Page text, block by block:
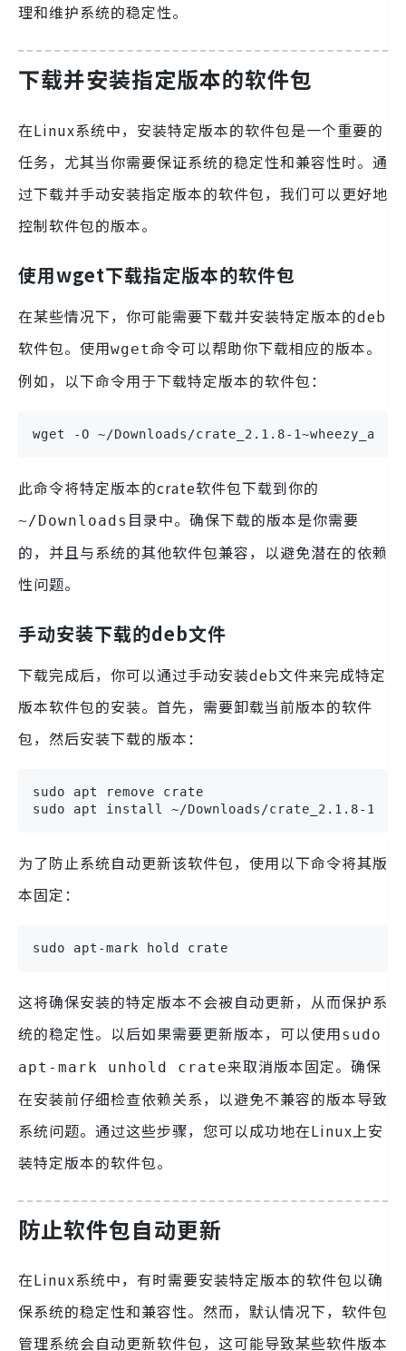
理和维护系统的稳定性。
下载并安装指定版本的软件包
在Linux系统中，安装特定版本的软件包是一个重要的
任务，尤其当你需要保证系统的稳定性和兼容性时。通
过下载并手动安装指定版本的软件包，我们可以更好地
控制软件包的版本。
使用wget下载指定版本的软件包
在某些情况下，你可能需要下载并安装特定版本的deb
软件包。使用wget命令可以帮助你下载相应的版本。
例如，以下命令用于下载特定版本的软件包：
wget -O ~/Downloads/crate_2.1.8-
此命令将特定版本的crate软件包下载到你的
~/Downloads 目录中。确保下载的版本是你需要
的，并且与系统的其他软件包兼容，以避免潜在的依赖
性问题。
手动安装下载的deb文件
下载完成后，你可以通过手动安装deb文件来完成特定
版本软件包的安装。首先，需要卸载当前版本的软件
包，然后安装下载的版本：
sudo apt remove crate
sudo apt install ~/Downloads/crate_2.1.8-
为了防止系统自动更新该软件包，使用以下命令将其版
本固定：
sudo apt-mark hold crate
这将确保安装的特定版本不会被自动更新，从而保护系
统的稳定性。以后如果需要更新版本，可以使用sudo
apt-mark unhold crate来取消版本固定。确保
在安装前仔细检查依赖关系，以避免不兼容的版本导致
系统问题。通过这些步骤，您可以成功地在Linux上安
装特定版本的软件包。
防止软件包自动更新
在Linux系统中，有时需要安装特定版本的软件包以确
保系统的稳定性和兼容性。然而，默认情况下，软件包
管理系统会自动更新软件包，这可能导致某些软件版本